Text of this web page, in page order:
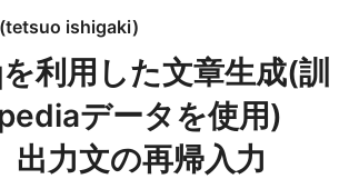
(tetsuo ishigaki)
利用した文章生成(訓
データを使用)
力文の再帰入力